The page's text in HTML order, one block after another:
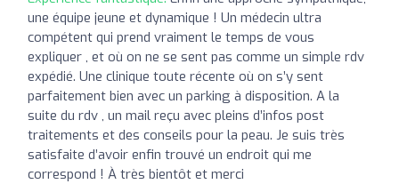
une équipe jeune et dynamique ! Un médecin ultra
compétent qui prend vraiment le temps de vous
expliquer , et où on ne se sent pas comme un simple rdv
expédié. Une clinique toute récente où on s’y sent
parfaitement bien avec un parking à disposition. A la
suite du rdv , un mail reçu avec pleins d’infos post
traitements et des conseils pour la peau. Je suis très
satisfaite d’avoir enfin trouvé un endroit qui me
correspond ! À très bientôt et merci